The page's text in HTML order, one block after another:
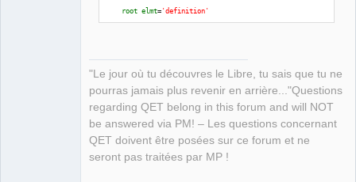
root_elmt='definition'
# Does the file already have a name for the provided
language?
name_xpath=$(printf '/%s/names/name[@lang="%s"]'
"${root_elmt} " "${lang}" )
already_exists=$( xmlstarlet select -t --value-of
"count(${name_xpath})" "${file}" )
if [ "${already_exists}" -eq 0
"Le jour où tu découvres le Libre, tu sais que tu ne
pourras jamais plus revenir en arrière..."Questions
regarding QET belong in this forum and will NOT
be answered via PM! – Les questions concernant
QET doivent être posées sur ce forum et ne
seront pas traitées par MP !